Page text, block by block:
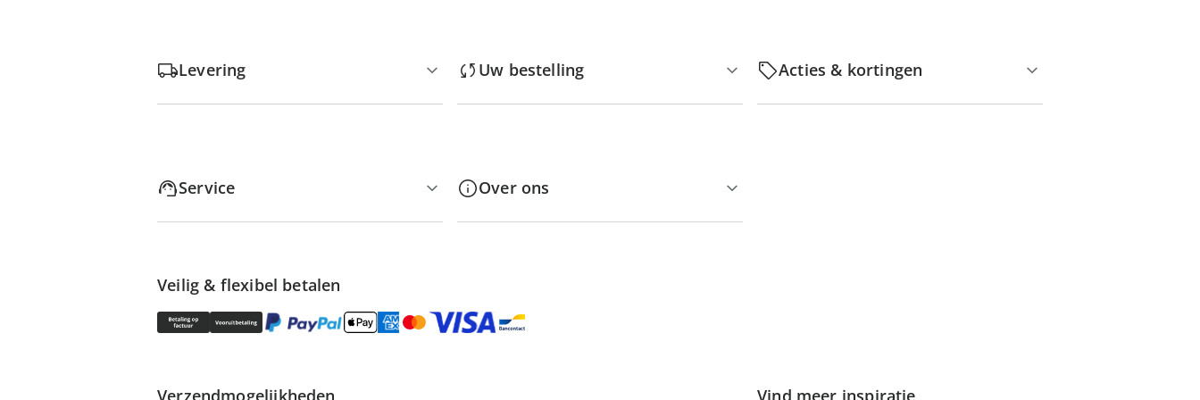
Levering Uw bestelling Acties & kortingen
Service Over ons
Veilig & flexibel betalen
Verzendmogelijkheden Vind meer inspiratie